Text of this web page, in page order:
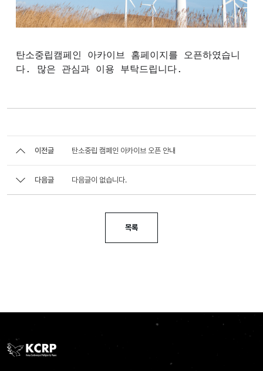
탄소중립캠페인 아카이브 홈페이지를 오픈하였습니
다. 많은 관심과 이용 부탁드립니다.
이전글 탄소중립 캠페인 아카이브 오픈 안내
다음글 다음글이 없습니다.
목록